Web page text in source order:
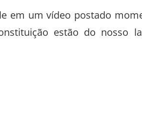
em um vídeo postado
estão do nosso